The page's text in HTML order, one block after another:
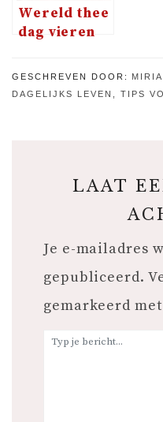
Wereld thee
dag vieren
thee
GESCHREVEN DOOR:
DAGELIJKS LEVEN
TIPS
LAAT
Je e-mailadres
gepubliceerd.
gemarkeerd met